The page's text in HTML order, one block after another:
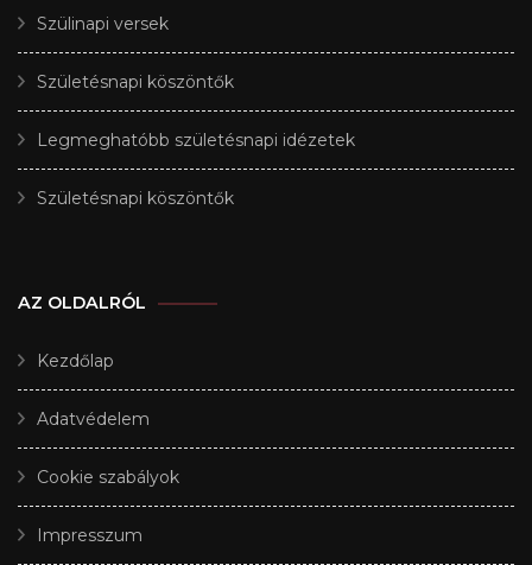
Szülinapi versek
Születésnapi köszöntők
Legmeghatóbb születésnapi idézetek
Születésnapi köszöntők
AZ OLDALRÓL
Kezdőlap
Adatvédelem
Cookie szabályok
Impresszum